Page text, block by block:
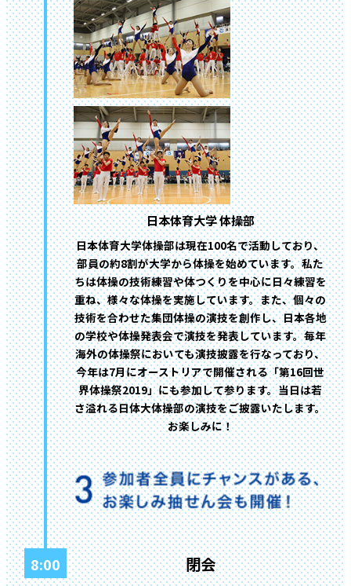
日本体育大学 体操部
日本体育大学体操部は現在100名で活動しており、
部員の約8割が大学から体操を始めています。私た
ちは体操の技術練習や体つくりを中心に日々練習を
重ね、様々な体操を実施しています。また、個々の
技術を合わせた集団体操の演技を創作し、日本各地
の学校や体操発表会で演技を発表しています。毎年
海外の体操祭においても演技披露を行なっており、
今年は7月にオーストリアで開催される「第16回世
界体操祭2019」にも参加して参ります。当日は若
さ溢れる日体大体操部の演技をご披露いたします。
お楽しみに！
8:00 閉会